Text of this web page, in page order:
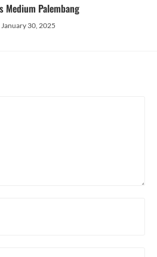
Medium Palembang
January 30, 2025